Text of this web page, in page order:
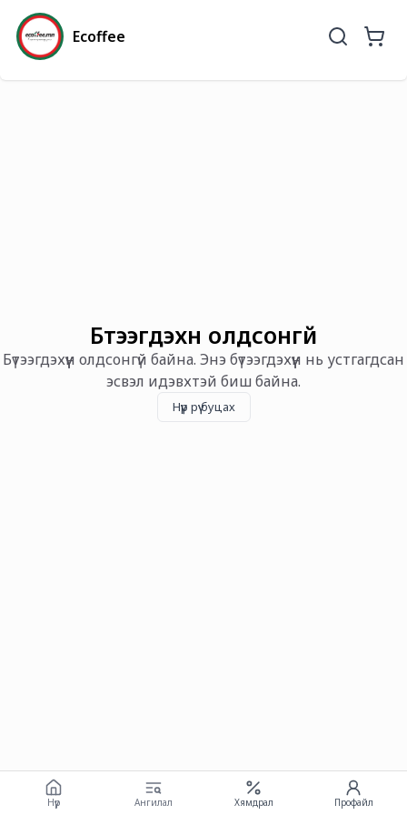
Ecoffee
Бүтээгдэхүүн олдсонгүй
Бүтээгдэхүүн олдсонгүй байна. Энэ бүтээгдэхүүн нь устгагдсан
эсвэл идэвхтэй биш байна.
Нүүр рүү буцах
Нүүр Ангилал Хямдрал Профайл